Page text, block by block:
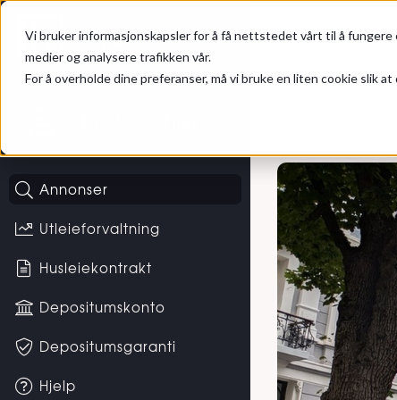
Vi bruker informasjonskapsler for å få nettstedet vårt til å
medier og analysere trafikken vår.
For å overholde dine preferanser, må vi bruke en liten cookie slik
Hybel
Annonser
Utleieforvaltning
Husleiekontrakt
Depositumskonto
Depositumsgaranti
Hjelp
Bolig til leie